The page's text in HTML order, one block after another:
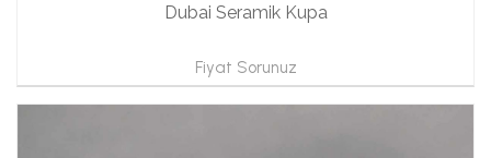
Dubai Seramik Kupa
Fiyat Sorunuz